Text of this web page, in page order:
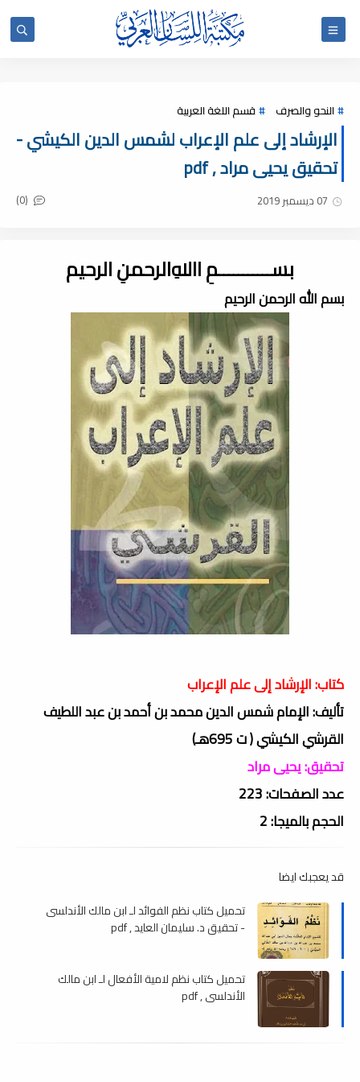
النحو والصرف قسم اللغة العربية
الإرشاد إلى علم الإعراب لشمس الدين الكيشي -
تحقيق يحيى مراد , pdf
07 ديسمبر 2019 (0)
بســـــــــــمِ اﷲِالرحمنِ الرحيم
بسم الله الرحمن الرحيم
كتاب: الإرشاد إلى علم الإعراب
تأليف: الإمام شمس الدين محمد بن أحمد بن عبد اللطيف
القرشي الكيشي ( ت 695هـ)
تحقيق: يحيى مراد
عدد الصفحات: 223
الحجم بالميجا: 2
قد يعجبك ايضا
تحميل كتاب نظم الفوائد لـ ابن مالك الأندلسى
- تحقيق د. سليمان العايد , pdf
تحميل كتاب نظم لامية الأفعال لـ ابن مالك
الأندلسي , pdf